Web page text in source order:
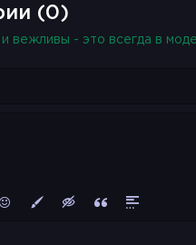
(0)
вежливы - это всегда в